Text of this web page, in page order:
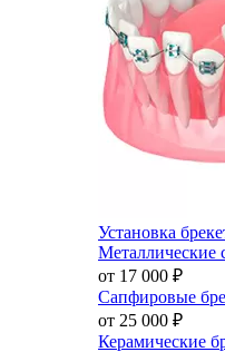
Установка
Металлические
от 17 000 ₽
Сапфировые
от 25 000 ₽
Керамические